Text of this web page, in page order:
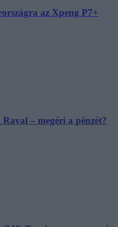
az Xpeng P7+
– megéri a pénzét?